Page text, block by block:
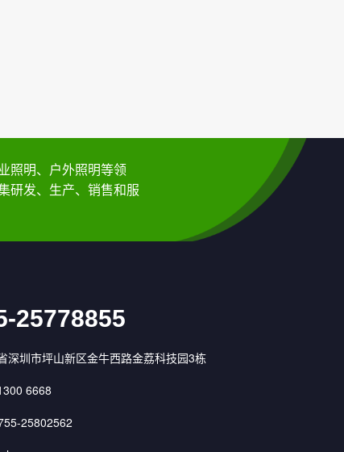
照明、户外照明等领
研发、生产、销售和服
25778855
深圳市坪山新区金牛西路金荔科技园3栋
6668
25802562